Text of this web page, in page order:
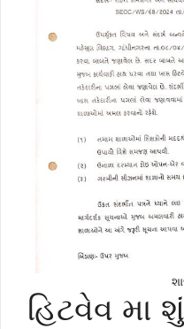
હિટવેવ મા